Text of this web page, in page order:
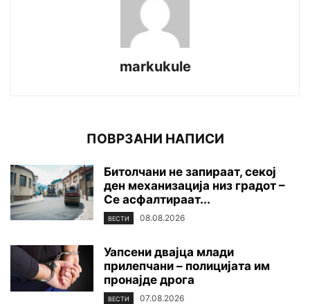
markukule
ПОВРЗАНИ НАПИСИ
Битолчани не запираат, секој
ден механизација низ градот –
Се асфалтираат...
ВЕСТИ 08.08.2026
Уапсени двајца млади
прилепчани – полицијата им
пронајде дpoга
ВЕСТИ 07.08.2026